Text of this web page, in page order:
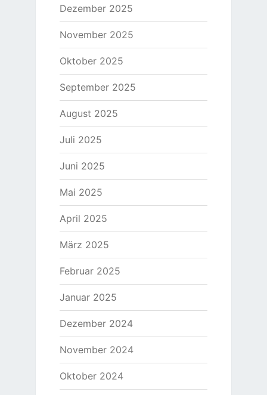
Dezember 2025
November 2025
Oktober 2025
September 2025
August 2025
Juli 2025
Juni 2025
Mai 2025
April 2025
März 2025
Februar 2025
Januar 2025
Dezember 2024
November 2024
Oktober 2024